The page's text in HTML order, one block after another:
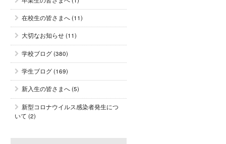
在校生の皆さまへ(11)
大切なお知らせ(11)
学校ブログ(380)
学生ブログ(169)
新入生の皆さまへ(5)
新型コロナウイルス感染者発生につ
いて (2)